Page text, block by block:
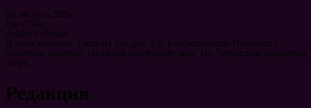
6 августа 2026
like 0 like
dislike 0 dislike
В этом выпуске: Гость из тундры. Где в окрестностях Норильска
заметили медведя? На смену полярному дню. На Ленинском проспекте
скоро...
Редакция